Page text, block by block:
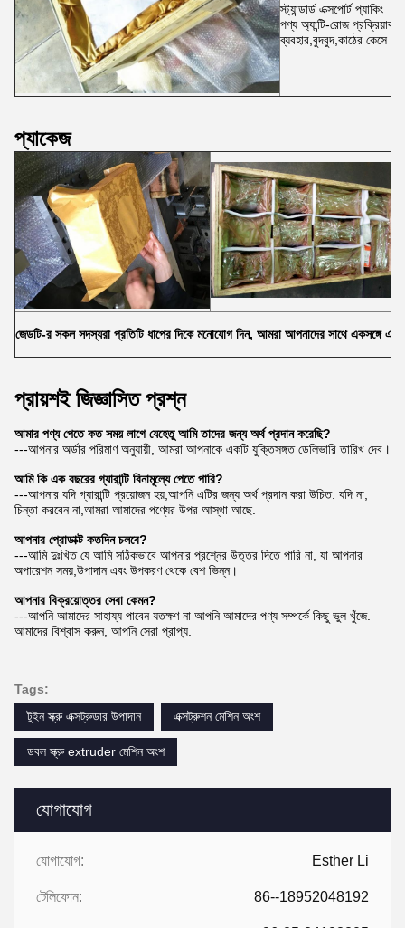
যোগাযোগ
যোগাযোগ: Esther Li
টেলিফোন: 86--18952048192
স্ট্যান্ডার্ড এক্সপোর্ট প্যাকিং
পণ্য অ্যান্টি-রোজ
ব্যবহার,বুদবুদ,কাঠের কেসে
প্যাকেজ
জেডটি-র সকল সদস্যরা প্রতিটি ধাপের দিকে মনোযোগ দিন, আমরা আপনাদের সাথে একসঙ্গে
প্রায়শই জিজ্ঞাসিত প্রশ্ন
আমার পণ্য পেতে কত সময় লাগে যেহেতু আমি তাদের জন্য অর্থ প্রদান করেছি?
---আপনার অর্ডার পরিমাণ অনুযায়ী, আমরা আপনাকে একটি যুক্তিসঙ্গত ডেলিভারি তারিখ দেব।
আমি কি এক বছরের গ্যারান্টি বিনামূল্যে পেতে পারি?
---আপনার যদি গ্যারান্টি প্রয়োজন হয়,আপনি এটির জন্য অর্থ প্রদান করা উচিত. যদি না,
চিন্তা করবেন না,আমরা আমাদের পণ্যের উপর আস্থা আছে.
আপনার প্রোডাক্ট কতদিন চলবে?
---আমি দুঃখিত যে আমি সঠিকভাবে আপনার প্রশ্নের উত্তর দিতে পারি না, যা আপনার
অপারেশন সময়,উপাদান এবং উপকরণ থেকে বেশ ভিন্ন।
আপনার বিক্রয়োত্তর সেবা কেমন?
---আপনি আমাদের সাহায্য পাবেন যতক্ষণ না আপনি আমাদের পণ্য সম্পর্কে কিছু ভুল খুঁজে.
আমাদের বিশ্বাস করুন, আপনি সেরা প্রাপ্য.
Tags:
টুইন স্ক্রু এক্সট্রুডার উপাদান
এক্সট্রুশন মেশিন অংশ
ডবল স্ক্রু extruder মেশিন অংশ